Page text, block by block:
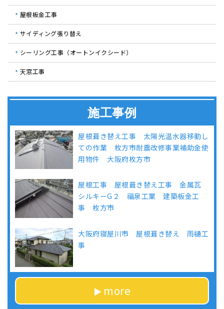
屋根板金工事
サイディング張り替え
シーリング工事（オートンイクシード）
天窓工事
施工事例
屋根葺き替え工事 太陽光温水器移動し
ての作業 枚方市耐震改修事業補助金使
用物件 大阪府枚方市
屋根工事 屋根葺き替え工事 金属瓦
シルキーG２ 福泉工業 建築板金工
事 枚方市
大阪府寝屋川市 屋根葺き替え 雨樋工
事
more